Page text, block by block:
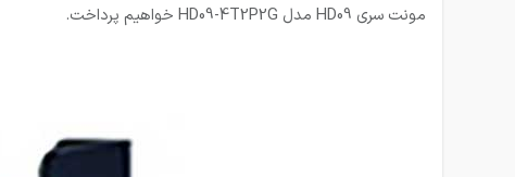
مونت سری HD09 مدل HD09-4T2P2G خواهیم پرداخت.‌